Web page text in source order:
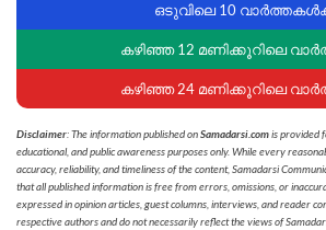
ഒടുവിലെ 10
കഴിഞ്ഞ 12 മണിക്കൂറിലെ
കഴിഞ്ഞ 24 മണിക്കൂറിലെ
Disclaimer: The information published onSamadarsi.comis provided
educational, and public awareness purposes only. While every
accuracy, reliability, and timeliness of the content, Samadarsi
that all published information is free from errors, omissions, or
expressed in opinion articles, guest columns, interviews, and reader
respective authors and do not necessarily reflect the views of